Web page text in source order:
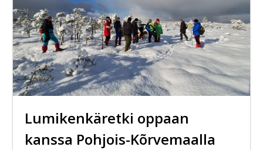
Lumikenkäretki oppaan
kanssa Pohjois-Kõrvemaalla